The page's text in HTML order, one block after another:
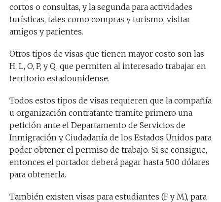
cortos o consultas, y la segunda para actividades
turísticas, tales como compras y turismo, visitar
amigos y parientes.
Otros tipos de visas que tienen mayor costo son las
H, L, O, P, y Q, que permiten al interesado trabajar en
territorio estadounidense.
Todos estos tipos de visas requieren que la compañía
u organización contratante tramite primero una
petición ante el Departamento de Servicios de
Inmigración y Ciudadanía de los Estados Unidos para
poder obtener el permiso de trabajo. Si se consigue,
entonces el portador deberá pagar hasta 500 dólares
para obtenerla.
También existen visas para estudiantes (F y M), para